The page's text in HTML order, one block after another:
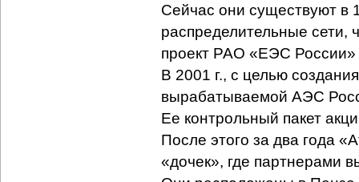
Сейчас они существуют в
распределительные
проект РАО «ЕЭС
В 2001 г., с целью
вырабатываемой АЭС
Ее контрольный пакет
После этого за два года
«дочек», где партнерами